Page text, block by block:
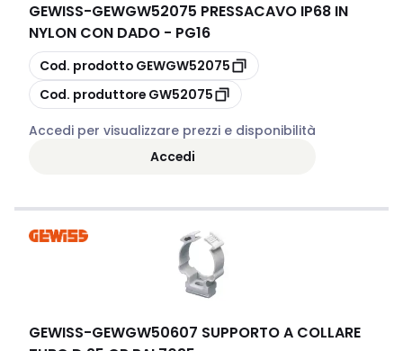
GEWISS-GEWGW52075 PRESSACAVO IP68 IN
NYLON CON DADO - PG16
copia
Cod. prodotto GEWGW52075
copia
Cod. produttore GW52075
Accedi per visualizzare prezzi e disponibilità
Accedi
GEWISS-GEWGW50607 SUPPORTO A COLLARE